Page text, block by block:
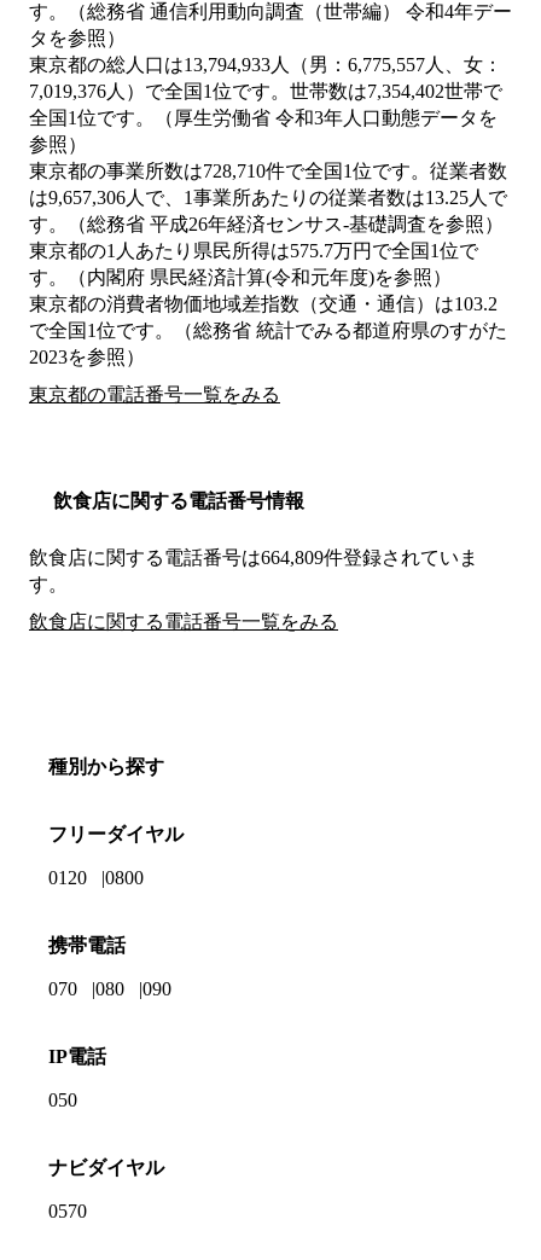
す。（総務省 通信利用動向調査（世帯編） 令和4年デー
タを参照）
東京都の総人口は13,794,933人（男：6,775,557人、女：
7,019,376人）で全国1位です。世帯数は7,354,402世帯で
全国1位です。（厚生労働省 令和3年人口動態データを
参照）
東京都の事業所数は728,710件で全国1位です。従業者数
は9,657,306人で、1事業所あたりの従業者数は13.25人で
す。（総務省 平成26年経済センサス‐基礎調査を参照）
東京都の1人あたり県民所得は575.7万円で全国1位で
す。（内閣府 県民経済計算(令和元年度)を参照）
東京都の消費者物価地域差指数（交通・通信）は103.2
で全国1位です。（総務省 統計でみる都道府県のすがた
2023を参照）
東京都の電話番号一覧をみる
飲食店に関する電話番号情報
飲食店に関する電話番号は664,809件登録されていま
す。
飲食店に関する電話番号一覧をみる
種別から探す
フリーダイヤル
0120 0800
携帯電話
070 080 090
IP電話
050
ナビダイヤル
0570